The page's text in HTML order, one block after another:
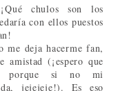
chulos son los
con ellos puestos
me deja hacerme fan,
amistad (¡espero que
porque si no mi
jejejeje!). Es eso